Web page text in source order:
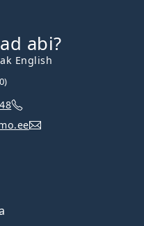
abi?
English